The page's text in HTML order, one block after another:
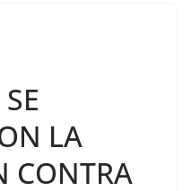
LA
CONTRA